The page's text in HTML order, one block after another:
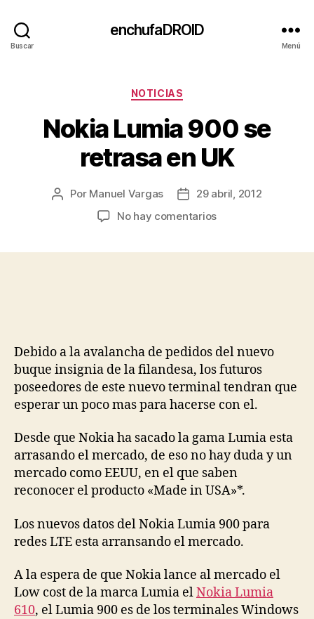
Buscar
enchufaDROID
Menú
Categorías
NOTICIAS
Nokia Lumia 900 se
retrasa en UK
Autor
Por Manuel Vargas
Fecha29 abril, 2012
No hay comentariosen
Debido a la avalancha de pedidos del nuevo
buque insignia de la filandesa, los futuros
poseedores de este nuevo terminal tendran que
esperar un poco mas para hacerse con el.
Desde que Nokia ha sacado la gama Lumia esta
arrasando el mercado, de eso no hay duda y un
mercado como EEUU, en el que saben
reconocer el producto «Made in USA»*.
Los nuevos datos del Nokia Lumia 900 para
redes LTE esta arransando el mercado.
A la espera de que Nokia lance al mercado el
Low cost de la marca Lumia elNokia Lumia
610, el Lumia 900 es de los terminales Windows